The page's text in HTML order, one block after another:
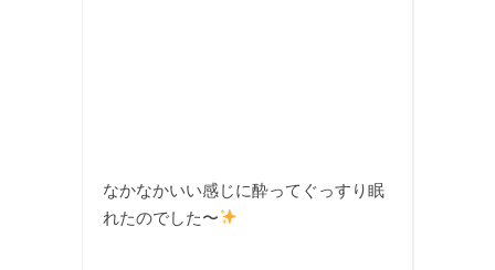
なかなかいい感じに酔ってぐっすり眠
れたのでした〜